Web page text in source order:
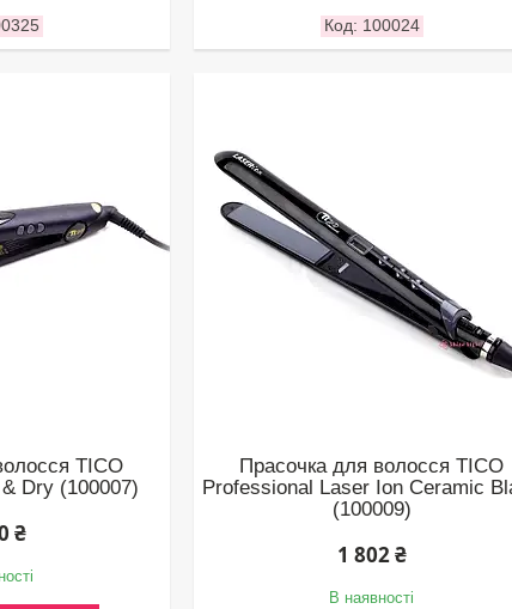
100024
TICO
Dry (100007)
₴
Прасочка для волосся TICO
Professional Laser Ion Ceramic
(100009)
1 802 ₴
В наявності